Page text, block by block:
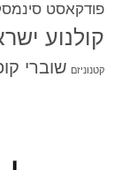
פודקאסט
קולנוע
קטנוניזם שוברי